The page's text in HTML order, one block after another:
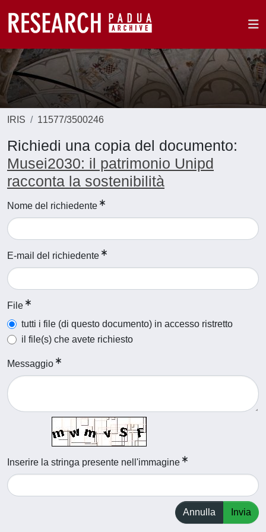
IRIS 11577/3500246
Richiedi una copia del documento:
Musei2030: il patrimonio Unipd
racconta la sostenibilità
Nome del richiedente
E-mail del richiedente
File
tutti i file (di questo documento) in accesso ristretto
il file(s) che avete richiesto
Messaggio
Inserire la stringa presente nell'immagine
Annulla Invia